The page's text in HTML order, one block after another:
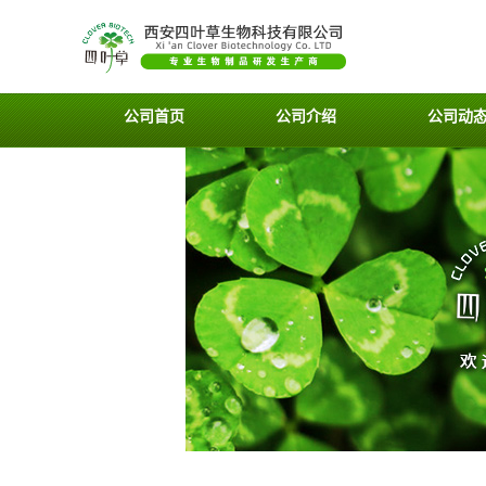
公司首页 公司介绍 公司动